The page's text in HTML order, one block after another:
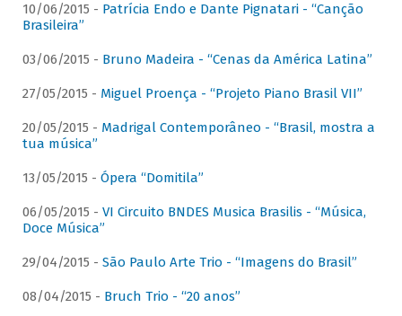
10/06/2015 - Patrícia Endo e Dante Pignatari - “Canção
Brasileira”
03/06/2015 - Bruno Madeira - “Cenas da América Latina”
27/05/2015 - Miguel Proença - “Projeto Piano Brasil VII”
20/05/2015 - Madrigal Contemporâneo - “Brasil, mostra a
tua música”
13/05/2015 - Ópera “Domitila”
06/05/2015 - VI Circuito BNDES Musica Brasilis - “Música,
Doce Música”
29/04/2015 - São Paulo Arte Trio - “Imagens do Brasil”
08/04/2015 - Bruch Trio - “20 anos”